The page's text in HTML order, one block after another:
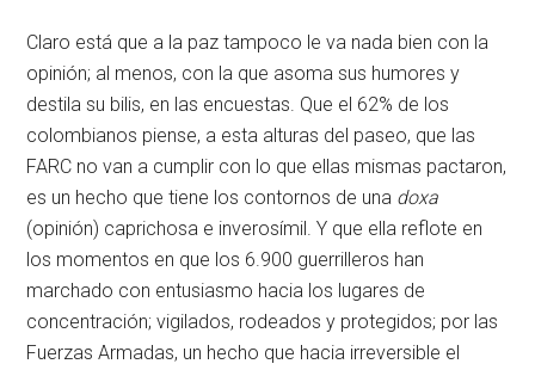
Claro está que a la paz tampoco le va nada bien con la
opinión; al menos, con la que asoma sus humores y
destila su bilis, en las encuestas. Que el 62% de los
colombianos piense, a esta alturas del paseo, que las
FARC no van a cumplir con lo que ellas mismas pactaron,
es un hecho que tiene los contornos de una doxa
(opinión) caprichosa e inverosímil. Y que ella reflote en
los momentos en que los 6.900 guerrilleros han
marchado con entusiasmo hacia los lugares de
concentración; vigilados, rodeados y protegidos; por las
Fuerzas Armadas, un hecho que hacia irreversible el